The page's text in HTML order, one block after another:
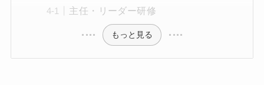
主任・リーダー研修
もっと見る